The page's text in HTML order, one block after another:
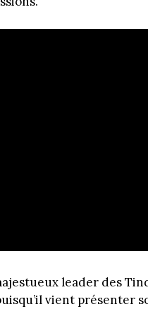
leader des
vient présenter